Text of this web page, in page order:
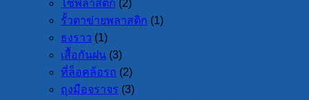
โซ่พลาสติก (2)
รั้วตาข่ายพลาสติก (1)
ธงราว (1)
เสื้อกันฝน (3)
ที่ล็อคล้อรถ (2)
ถุงมือจราจร (3)